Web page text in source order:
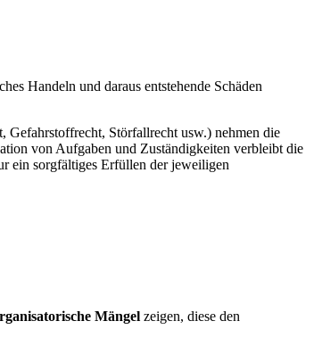
Handeln und daraus entstehende Schäden
Gefahrstoffrecht, Störfallrecht usw.) nehmen die
von Aufgaben und Zuständigkeiten verbleibt die
ein sorgfältiges Erfüllen der jeweiligen
Mängel zeigen, diese den